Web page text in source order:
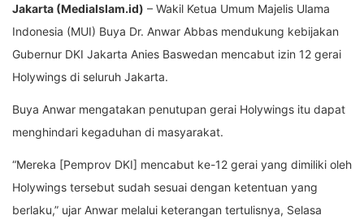
Jakarta (MediaIslam.id) – Wakil Ketua Umum Majelis Ulama
Indonesia (MUI) Buya Dr. Anwar Abbas mendukung kebijakan
Gubernur DKI Jakarta Anies Baswedan mencabut izin 12 gerai
Holywings di seluruh Jakarta.
Buya Anwar mengatakan penutupan gerai Holywings itu dapat
menghindari kegaduhan di masyarakat.
“Mereka [Pemprov DKI] mencabut ke-12 gerai yang dimiliki oleh
Holywings tersebut sudah sesuai dengan ketentuan yang
berlaku,” ujar Anwar melalui keterangan tertulisnya, Selasa